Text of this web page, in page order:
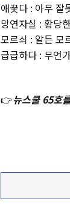
애꿎다 : 아무 잘
망연자실 : 황당
모르쇠 : 알든 모
급급하다 : 무언
👉뉴스쿨 65호